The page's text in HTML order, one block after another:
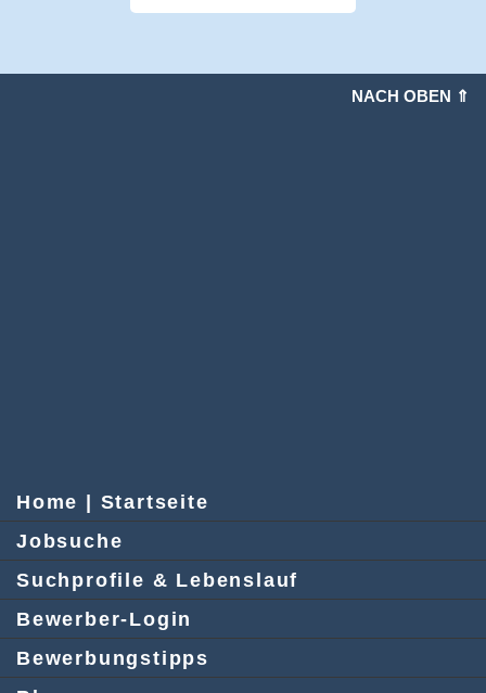
NACH OBEN ⇑
Home | Startseite
Jobsuche
Suchprofile & Lebenslauf
Bewerber-Login
Bewerbungstipps